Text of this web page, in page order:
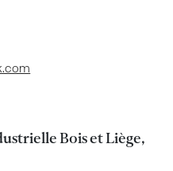
Bois et Liège,